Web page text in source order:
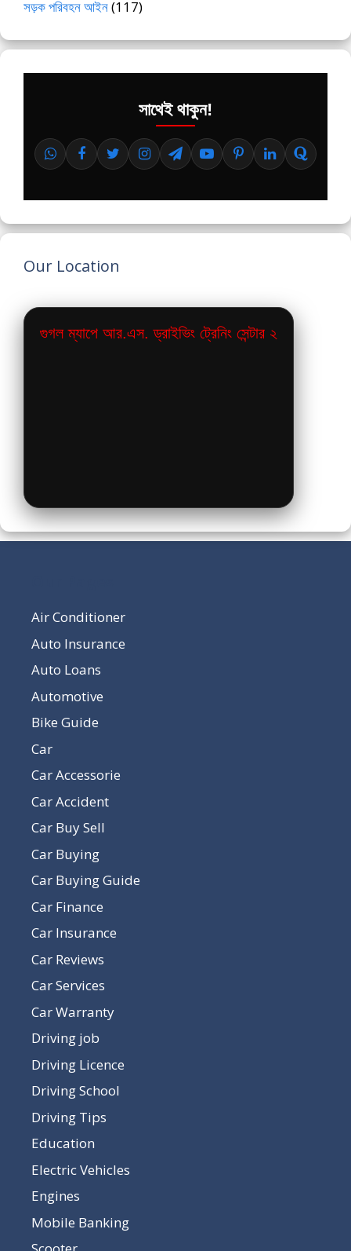
সড়ক পরিবহন আইন(117)
সাথেই থাকুন!
Our Location
গুগল ম্যাপে আর.এস. ড্রাইভিং ট্রেনিং সেন্টার ২
Air Conditioner
Auto Insurance
Auto Loans
Automotive
Bike Guide
Car
Car Accessorie
Car Accident
Car Buy Sell
Car Buying
Car Buying Guide
Car Finance
Car Insurance
Car Reviews
Car Services
Car Warranty
Driving job
Driving Licence
Driving School
Driving Tips
Education
Electric Vehicles
Engines
Mobile Banking